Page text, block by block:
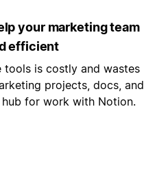
your marketing team
efficient
tools is costly and wastes
projects, docs, and
for work with Notion.